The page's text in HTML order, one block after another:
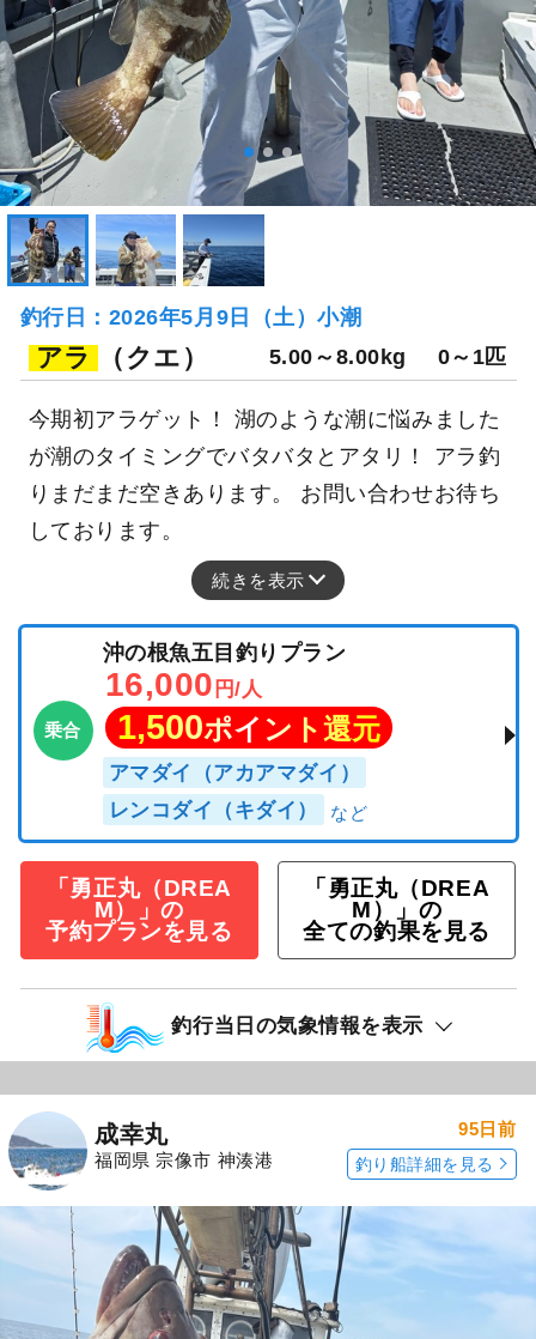
釣行日：2026年5月9日（土）小潮
アラ （クエ） 5.00～8.00kg 0～1匹
今期初アラゲット！ 湖のような潮に悩みました
が潮のタイミングでバタバタとアタリ！ アラ釣
りまだまだ空きあります。 お問い合わせお待ち
しております。
続きを表示
乗合
沖の根魚五目釣りプラン
16,000 円/人
1,500ポイント還元
アマダイ（アカアマダイ）
レンコダイ（キダイ）
「勇正丸（DREA
M）」の
予約プランを見る
「勇正丸（DREA
M）」の
全ての釣果を見る
釣行当日の気象情報を表示
成幸丸
福岡県 宗像市 神湊港
95日前
釣り船詳細を見る